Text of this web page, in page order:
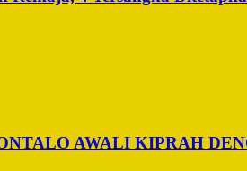
AWALI KIPRAH